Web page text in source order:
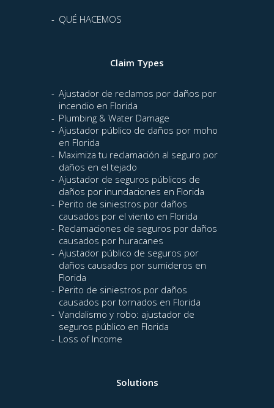
QUÉ HACEMOS
Claim Types
Ajustador de reclamos por daños por
incendio en Florida
Plumbing & Water Damage
Ajustador público de daños por moho
en Florida
Maximiza tu reclamación al seguro por
daños en el tejado
Ajustador de seguros públicos de
daños por inundaciones en Florida
Perito de siniestros por daños
causados por el viento en Florida
Reclamaciones de seguros por daños
causados por huracanes
Ajustador público de seguros por
daños causados por sumideros en
Florida
Perito de siniestros por daños
causados por tornados en Florida
Vandalismo y robo: ajustador de
seguros público en Florida
Loss of Income
Solutions